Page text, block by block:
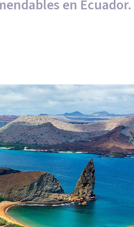
en Ecuador.